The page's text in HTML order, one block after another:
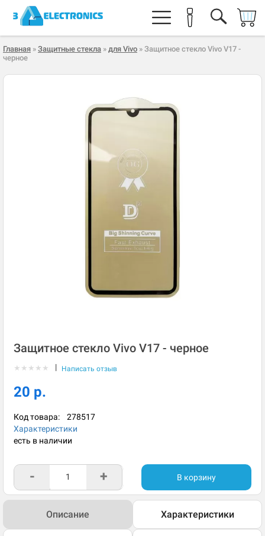
Главная » Защитные стекла » для Vivo » Защитное стекло Vivo V17 -
черное
Защитное стекло Vivo V17 - черное
★ ★ ★ ★ ★ | Написать отзыв
20 р.
Код товара: 278517
Характеристики
есть в наличии
- + В корзину
Описание Характеристики